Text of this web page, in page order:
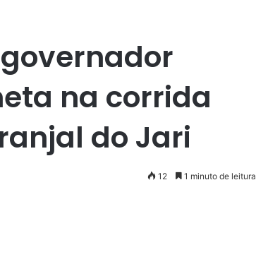
na corrida
do Jari
12 1 minuto de leitura